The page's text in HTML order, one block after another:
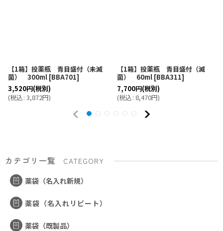
【1箱】投薬瓶 青目盛付（未滅
菌） 300ml [BBA701]
3,520円(税別)
(税込: 3,872円)
【1箱】投薬瓶 青目盛付（滅
菌） 60ml [BBA311]
7,700円(税別)
(税込: 8,470円)
カテゴリ一覧
CATEGORY
薬袋（名入れ新規）
薬袋（名入れリピート）
薬袋（既製品）